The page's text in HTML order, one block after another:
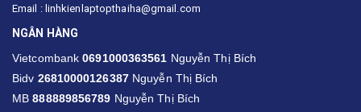
Email : linhkienlaptopthaiha@gmail.com
NGÂN HÀNG
Vietcombank0691000363561 Nguyễn Thị Bích
Bidv 26810000126387Nguyễn Thị Bích
MB888889856789 Nguyễn Thị Bích